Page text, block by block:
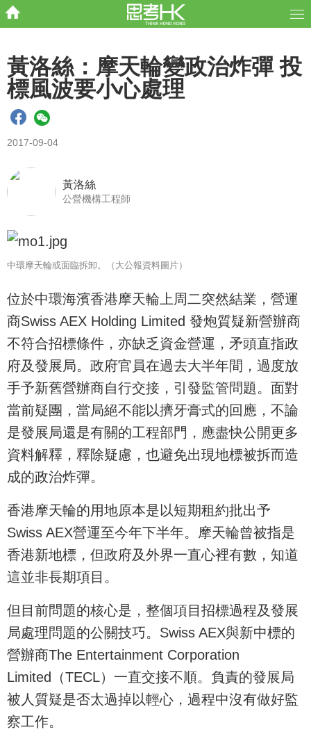
黃洛絲：摩天輪變政治炸彈 投
標風波要小心處理
2017-09-04
黃洛絲
公營機構工程師
中環摩天輪或面臨拆卸。（大公報資料圖片）
位於中環海濱香港摩天輪上周二突然結業，營運
商Swiss AEX Holding Limited 發炮質疑新營辦商
不符合招標條件，亦缺乏資金營運，矛頭直指政
府及發展局。政府官員在過去大半年間，過度放
手予新舊營辦商自行交接，引發監管問題。面對
當前疑團，當局絕不能以擠牙膏式的回應，不論
是發展局還是有關的工程部門，應盡快公開更多
資料解釋，釋除疑慮，也避免出現地標被拆而造
成的政治炸彈。
香港摩天輪的用地原本是以短期租約批出予
Swiss AEX營運至今年下半年。摩天輪曾被指是
香港新地標，但政府及外界一直心裡有數，知道
這並非長期項目。
但目前問題的核心是，整個項目招標過程及發展
局處理問題的公關技巧。Swiss AEX與新中標的
營辦商The Entertainment Corporation
Limited（TECL）一直交接不順。負責的發展局
被人質疑是否太過掉以輕心，過程中沒有做好監
察工作。